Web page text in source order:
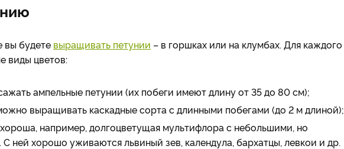
вы будете выращивать петунии – в горшках или на клумбах. Для каждого
виды цветов:
ампельные петунии (их побеги имеют длину от 35 до 80 см);
выращивать каскадные сорта с длинными побегами (до 2 м длиной);
например, долгоцветущая мультифлора с небольшими, но
ней хорошо уживаются львиный зев, календула, бархатцы, левкои и др.